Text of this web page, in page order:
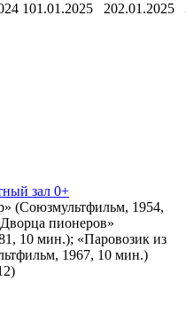
101.01.2025 202.01.2025
зал 0+
(Союзмультфильм, 1954,
пионеров»
10 мин.); «Паровозик из
1967, 10 мин.)